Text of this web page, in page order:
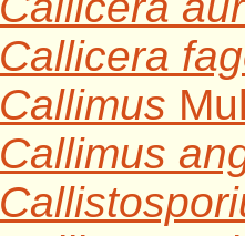
Callicera
Callimus
Callimus